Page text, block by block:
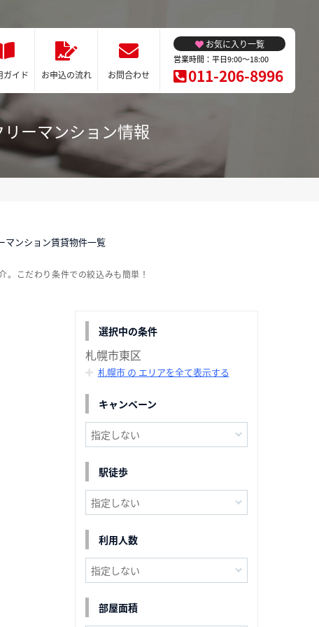
ガイド お申込の流れ お問合わせ
お気に入り一覧
営業時間：平日9:00～18:00
011-206-8996
ーマンション情報
マンション賃貸物件一覧
こだわり条件での絞込みも簡単！
選択中の条件
札幌市東区
札幌市 の エリアを全て表示する
キャンペーン
駅徒歩
利用人数
部屋面積